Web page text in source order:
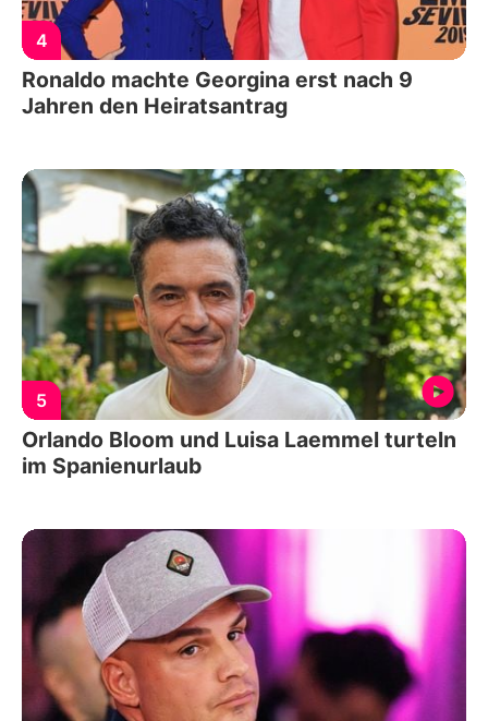
4
Ronaldo machte Georgina erst nach 9
Jahren den Heiratsantrag
5
Orlando Bloom und Luisa Laemmel turteln
im Spanienurlaub